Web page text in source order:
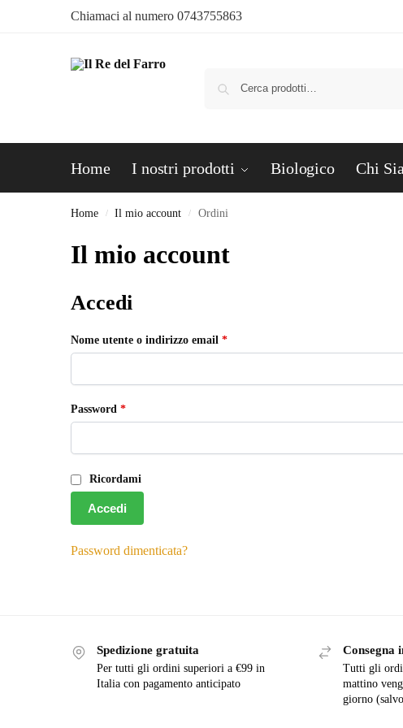
Chiamaci al numero 0743755863
Home I nostri prodotti Biologico Chi
Home / Il mio account / Ordini
Il mio account
Accedi
Nome utente o indirizzo email *
Password *
Ricordami
Accedi
Password dimenticata?
Spedizione gratuita
Per tutti gli ordini superiori a €99 in
Italia con pagamento anticipato
Consegna
Tutti gli
mattino
giorno